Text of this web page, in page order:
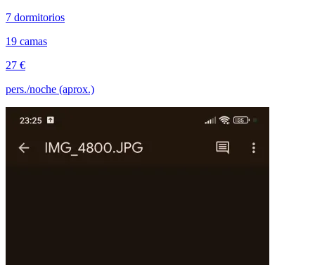
7 dormitorios
19 camas
27 €
pers./noche (aprox.)